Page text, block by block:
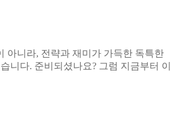
아니라, 전략과 재미가 가득한 독특한
니다. 준비되셨나요? 그럼 지금부터 이